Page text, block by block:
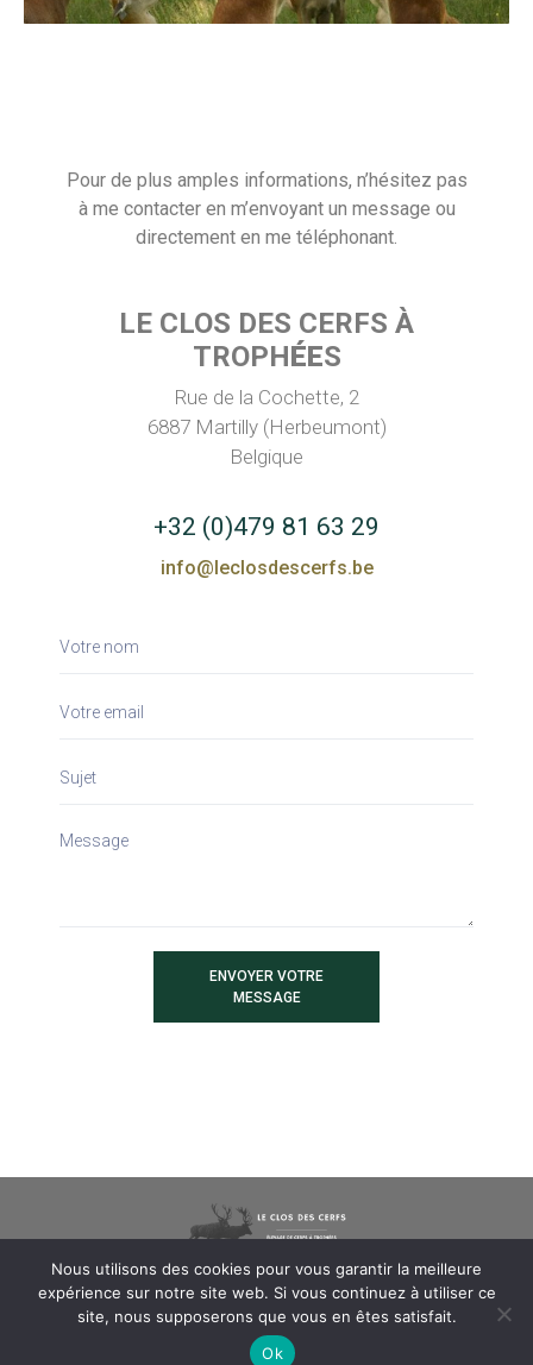
Pour de plus amples informations, n’hésitez pas
à me contacter en m’envoyant un message ou
directement en me téléphonant.
LE CLOS DES CERFS À
TROPHÉES
Rue de la Cochette, 2
6887 Martilly (Herbeumont)
Belgique
+32 (0)479 81 63 29
info@leclosdescerfs.be
ENVOYER VOTRE
MESSAGE
Copyright 2026 Bruno Angonese –Mentions
Nous utilisons des cookies pour vous garantir la meilleure
expérience sur notre site web. Si vous continuez à utiliser ce
site, nous supposerons que vous en êtes satisfait.
Ok